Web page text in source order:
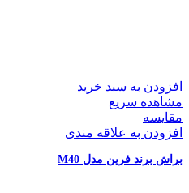
افزودن به سبد خرید
مشاهده سریع
مقایسه
افزودن به علاقه مندی
براش برند فرین مدل M40